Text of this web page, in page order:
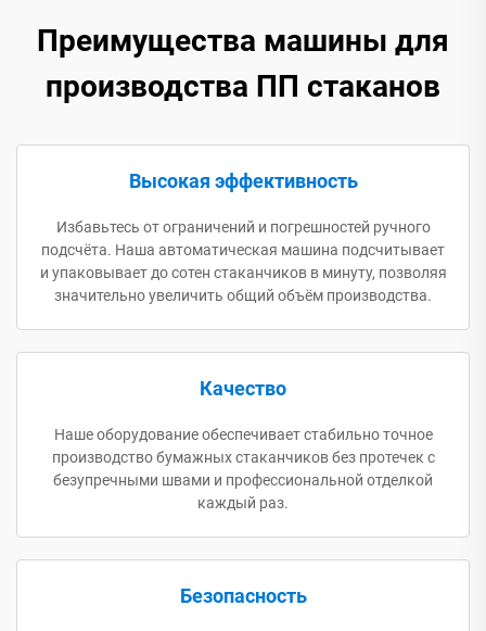
Преимущества машины для
производства ПП стаканов
Высокая эффективность
Избавьтесь от ограничений и погрешностей ручного
подсчёта. Наша автоматическая машина подсчитывает
и упаковывает до сотен стаканчиков в минуту, позволяя
значительно увеличить общий объём производства.
Качество
Наше оборудование обеспечивает стабильно точное
производство бумажных стаканчиков без протечек с
безупречными швами и профессиональной отделкой
каждый раз.
Безопасность